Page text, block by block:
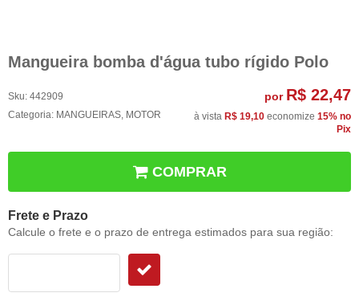
Mangueira bomba d'água tubo rígido Polo
Sku: 442909
Categoria: MANGUEIRAS, MOTOR
por R$ 22,47
à vista R$ 19,10 economize 15% no
Pix
COMPRAR
Frete e Prazo
Calcule o frete e o prazo de entrega estimados para sua região: